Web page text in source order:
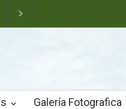
Taller de
de pádel estrenan un nuevo
Galería Fotografica